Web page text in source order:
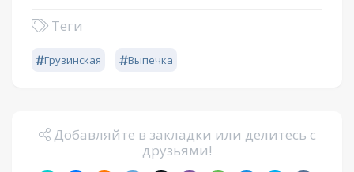
Теги
Грузинская Выпечка
Добавляйте в закладки или делитесь с
друзьями!